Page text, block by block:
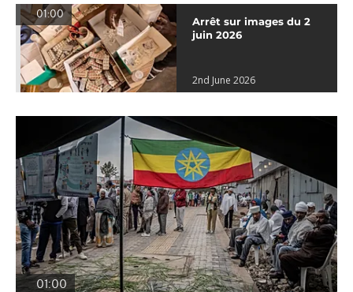
01:00
Arrêt sur images du 2
juin 2026
2nd June 2026
01:00